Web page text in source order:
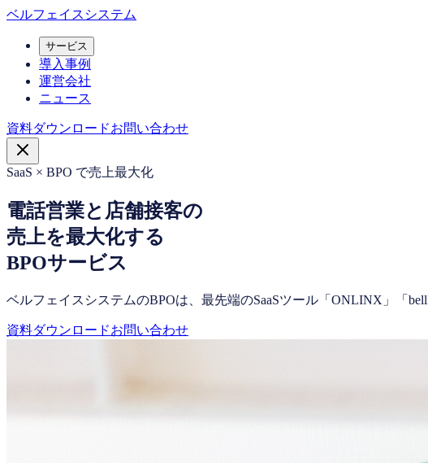
ベルフェイスシステム
サービス
導入事例
運営会社
ニュース
資料ダウンロードお問い合わせ
SaaS × BPO で売上最大化
電話営業と店舗接客の
売上を最大化する
BPOサービス
ベルフェイスシステムのBPOは、最先端のSaaSツール「ONLINX」「
資料ダウンロードお問い合わせ